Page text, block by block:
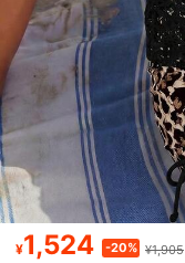
¥1,524 -20% ¥1,905